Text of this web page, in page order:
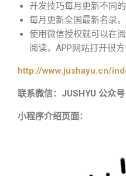
开发技巧每月更新不同
每月更新全国最新名录。
使用微信授权就可以在
阅读，APP网站打开很方
http://www.jushayu.cn/
联系微信：JUSHYU 公众
小程序介绍页面：